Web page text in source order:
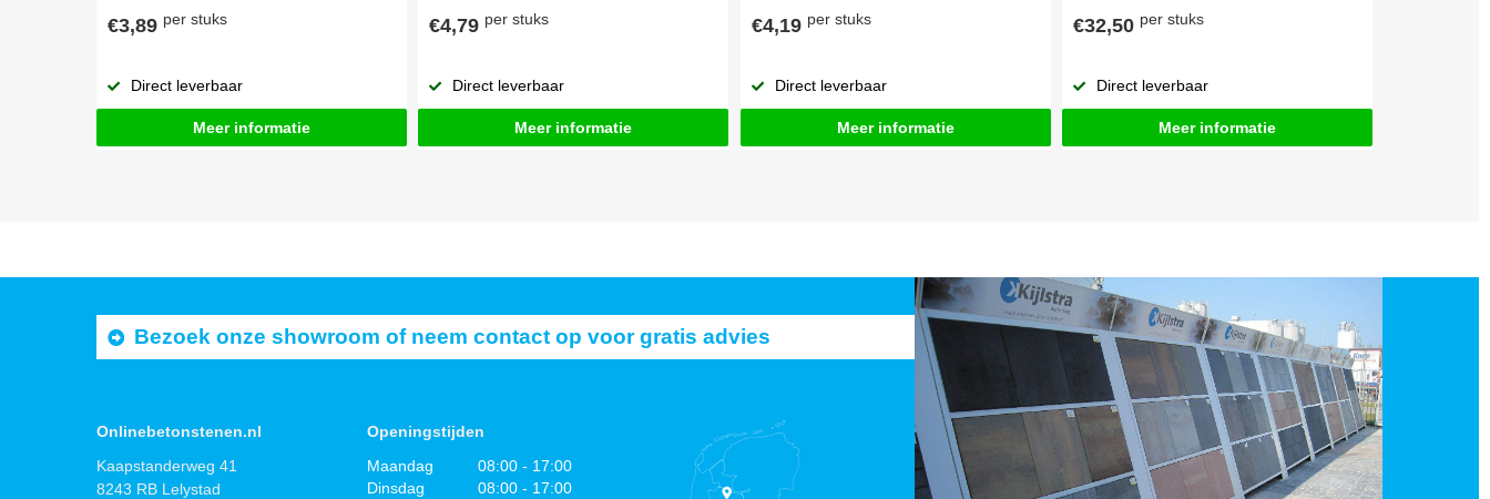
€3,89 per stuks
Direct leverbaar
Meer informatie
€4,79 per stuks
Direct leverbaar
Meer informatie
€4,19 per stuks
Direct leverbaar
Meer informatie
€32,50 per stuks
Direct leverbaar
Meer informatie
Bezoek onze showroom of neem contact op voor gratis advies
Onlinebetonstenen.nl
Kaapstanderweg 41
8243 RB Lelystad
Openingstijden
Maandag
08:00 - 17:00
Dinsdag
08:00 - 17:00